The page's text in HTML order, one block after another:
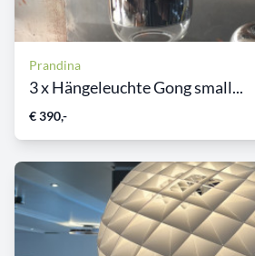
Prandina
3 x Hängeleuchte Gong small...
€ 390,-